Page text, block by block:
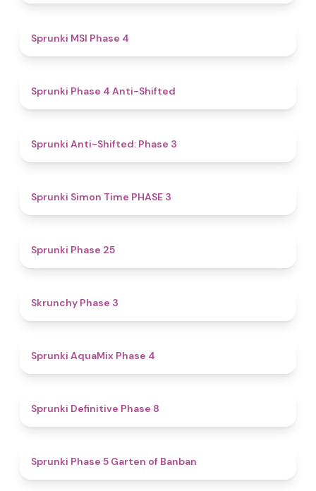
Sprunki MSI Phase 4
Sprunki Phase 4 Anti-Shifted
Sprunki Anti-Shifted: Phase 3
Sprunki Simon Time PHASE 3
Sprunki Phase 25
Skrunchy Phase 3
Sprunki AquaMix Phase 4
Sprunki Definitive Phase 8
Sprunki Phase 5 Garten of Banban